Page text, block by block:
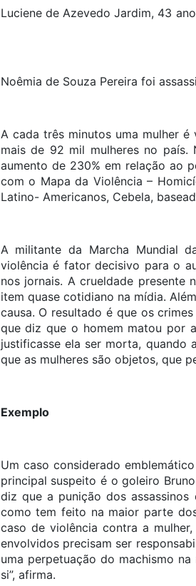
Luciene de Azevedo Jardim, 43
Noêmia de Souza Pereira foi
A cada três minutos uma mulher é
mais de 92 mil mulheres no país.
aumento de 230% em relação ao
com o Mapa da Violência –
Latino- Americanos, Cebela,
A militante da Marcha Mundial
violência é fator decisivo para o
nos jornais. A crueldade presente
item quase cotidiano na mídia.
causa. O resultado é que os
que diz que o homem matou por
justificasse ela ser morta, quando
que as mulheres são objetos, que
Exemplo
Um caso considerado
principal suspeito é o goleiro
diz que a punição dos assassinos
como tem feito na maior parte
caso de violência contra a
envolvidos precisam ser
uma perpetuação do machismo
si”, afirma.